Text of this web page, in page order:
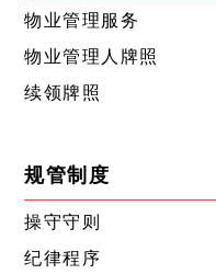
物业管理服务
物业管理人牌照
续领牌照
规管制度
操守守则
纪律程序